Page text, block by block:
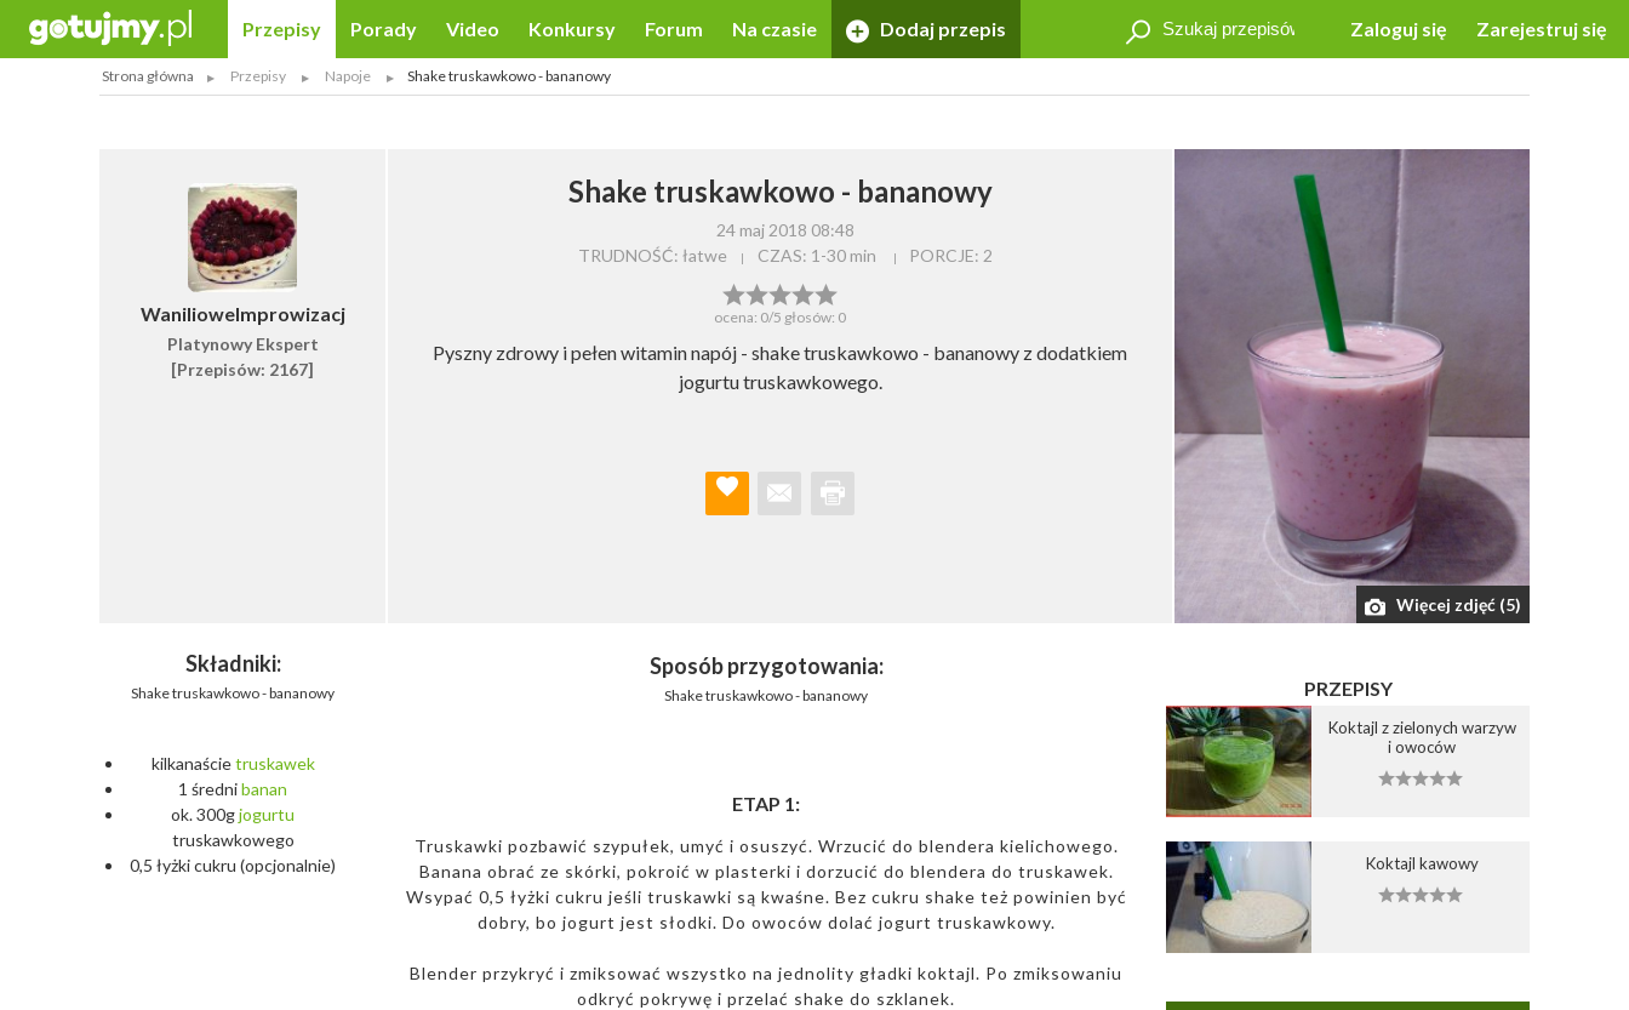
Zaloguj się Zarejestruj się
Przepisy Porady Video Konkursy Forum Na czasie Dodaj przepis
Strona główna Przepisy Napoje Shake truskawkowo - bananowy
WanilioweImprowizacj
Platynowy Ekspert
[Przepisów: 2167]
Shake truskawkowo - bananowy
24 maj 2018 08:48
TRUDNOŚĆ: łatwe
CZAS: 1-30 min PORCJE: 2
ocena: 0/5 głosów: 0
Pyszny zdrowy i pełen witamin napój - shake truskawkowo - bananowy z dodatkiem
jogurtu truskawkowego.
Więcej zdjęć (5)
Składniki:
Shake truskawkowo - bananowy
kilkanaścietruskawek
1 średnibanan
ok. 300gjogurtu
truskawkowego
0,5 łyżki cukru (opcjonalnie)
Sposób przygotowania:
Shake truskawkowo - bananowy
ETAP 1:
Truskawki pozbawić szypułek, umyć i osuszyć. Wrzucić do blendera kielichowego.
Banana obrać ze skórki, pokroić w plasterki i dorzucić do blendera do truskawek.
Wsypać 0,5 łyżki cukru jeśli truskawki są kwaśne. Bez cukru shake też powinien być
dobry, bo jogurt jest słodki. Do owoców dolać jogurt truskawkowy.
Blender przykryć i zmiksować wszystko na jednolity gładki koktajl. Po zmiksowaniu
odkryć pokrywę i przelać shake do szklanek.
PRZEPISY
Koktajl z zielonych warzyw
i owoców
Koktajl kawowy